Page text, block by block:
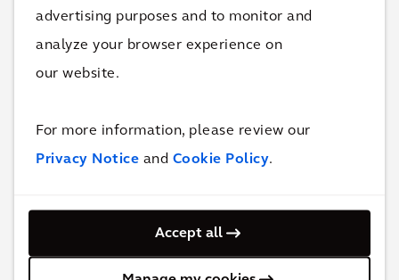
advertising purposes and to monitor and
analyze your browser experience on
our website.
For more information, please review our
Privacy Notice and Cookie Policy.
Accept all
Per ulteriori informazioni e domande,
contattaFiona Semple.